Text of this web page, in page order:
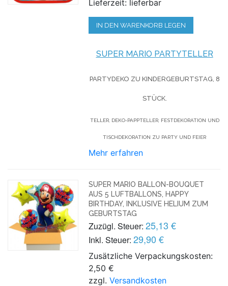
Lieferzeit: lieferbar
IN DEN WARENKORB LEGEN
SUPER MARIO PARTYTELLER
PARTYDEKO ZU KINDERGEBURTSTAG, 8
STÜCK.
TELLER, DEKO-PAPPTELLER, FESTDEKORATION UND
TISCHDEKORATION ZU PARTY UND FEIER
Mehr erfahren
SUPER MARIO BALLON-BOUQUET
AUS 5 LUFTBALLONS, HAPPY
BIRTHDAY, INKLUSIVE HELIUM ZUM
GEBURTSTAG
Zuzügl. Steuer: 25,13 €
Inkl. Steuer: 29,90 €
Zusätzliche Verpackungskosten:
2,50 €
zzgl.Versandkosten